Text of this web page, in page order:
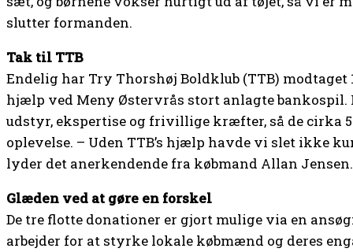
slutter formanden.
Tak til TTB
Endelig har Try Thorshøj Boldklub (TTB) modtaget
hjælp ved Meny Østervrås stort anlagte bankospil.
udstyr, ekspertise og frivillige kræfter, så de cirka
oplevelse. – Uden TTB’s hjælp havde vi slet ikke
lyder det anerkendende fra købmand Allan Jensen.
Glæden ved at gøre en forskel
De tre flotte donationer er gjort mulige via en
arbejder for at styrke lokale købmænd og deres